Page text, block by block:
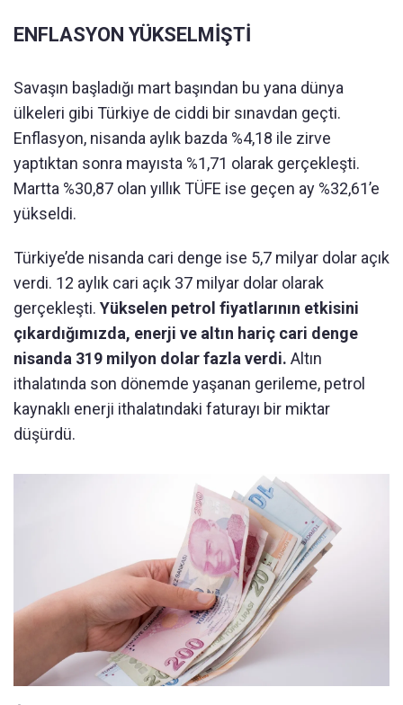
ENFLASYON YÜKSELMİŞTİ
Savaşın başladığı mart başından bu yana dünya
ülkeleri gibi Türkiye de ciddi bir sınavdan geçti.
Enflasyon, nisanda aylık bazda %4,18 ile zirve
yaptıktan sonra mayısta %1,71 olarak gerçekleşti.
Martta %30,87 olan yıllık TÜFE ise geçen ay %32,61’e
yükseldi.
Türkiye’de nisanda cari denge ise 5,7 milyar dolar açık
verdi. 12 aylık cari açık 37 milyar dolar olarak
gerçekleşti. Yükselen petrol fiyatlarının etkisini
çıkardığımızda, enerji ve altın hariç cari denge
nisanda 319 milyon dolar fazla verdi. Altın
ithalatında son dönemde yaşanan gerileme, petrol
kaynaklı enerji ithalatındaki faturayı bir miktar
düşürdü.